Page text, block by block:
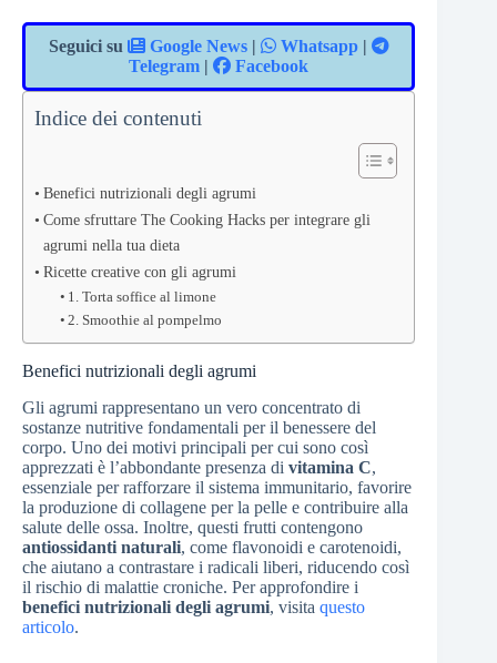
Seguici su Google News| Whatsapp|
Telegram | Facebook
Indice dei contenuti
Benefici nutrizionali degli agrumi
Come sfruttare The Cooking Hacks per integrare gli
agrumi nella tua dieta
Ricette creative con gli agrumi
1. Torta soffice al limone
2. Smoothie al pompelmo
Benefici nutrizionali degli agrumi
Gli agrumi rappresentano un vero concentrato di
sostanze nutritive fondamentali per il benessere del
corpo. Uno dei motivi principali per cui sono così
apprezzati è l’abbondante presenza di vitamina C,
essenziale per rafforzare il sistema immunitario, favorire
la produzione di collagene per la pelle e contribuire alla
salute delle ossa. Inoltre, questi frutti contengono
antiossidanti naturali, come flavonoidi e carotenoidi,
che aiutano a contrastare i radicali liberi, riducendo così
il rischio di malattie croniche. Per approfondire i
benefici nutrizionali degli agrumi, visita questo
articolo.